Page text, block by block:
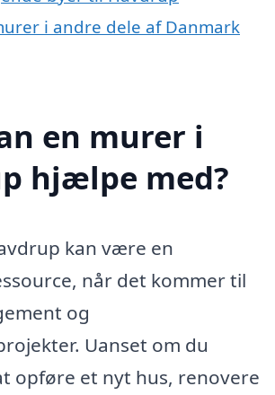
i andre dele af Danmark
en murer i
hjælpe med?
kan være en
når det kommer til
og
Uanset om du
opføre et nyt hus, renovere